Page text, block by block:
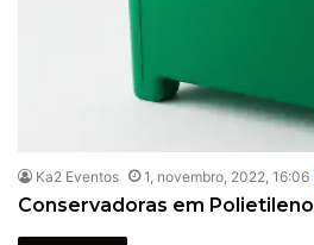
Ka2 Eventos 1, novembro, 2022, 16:06
Conservadoras em Polietileno